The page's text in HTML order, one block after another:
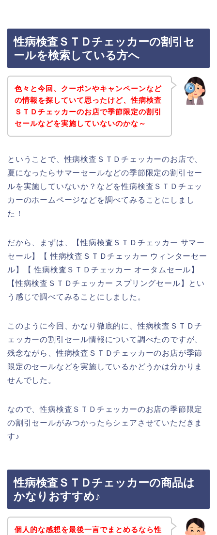
性病検査ＳＴＤチェッカーの割引セ
ールを検索している方へ
色々と今回、クーポンやキャンペーンなど
の情報を探していて思ったけど、性病検査
ＳＴＤチェッカーのお店で季節限定の割引
セールなどを実施していないのかな～
ということで、性病検査ＳＴＤチェッカーのお店で、
夏になったらサマーセールなどの季節限定の割引セー
ルを実施していないか？などを性病検査ＳＴＤチェッ
カーのホームページなどを調べてみることにしまし
た！
だから、まずは、【性病検査ＳＴＤチェッカー サマー
セール】【 性病検査ＳＴＤチェッカー ウィンターセー
ル】【 性病検査ＳＴＤチェッカー オータムセール】
【性病検査ＳＴＤチェッカー スプリングセール】とい
う感じで調べてみることにしました。
このように今回、かなり徹底的に、性病検査ＳＴＤチ
ェッカーの割引セール情報について調べたのですが、
残念ながら、性病検査ＳＴＤチェッカーのお店が季節
限定のセールなどを実施しているかどうかは分かりま
せんでした。
なので、性病検査ＳＴＤチェッカーのお店の季節限定
の割引セールがみつかったらシェアさせていただきま
す♪
性病検査ＳＴＤチェッカーの商品は
かなりおすすめ♪
個人的な感想を最後一言でまとめるなら性